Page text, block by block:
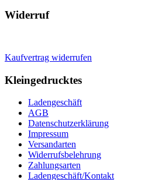
Widerruf
Kaufvertrag widerrufen
Kleingedrucktes
Ladengeschäft
AGB
Datenschutzerklärung
Impressum
Versandarten
Widerrufsbelehrung
Zahlungsarten
Ladengeschäft/Kontakt